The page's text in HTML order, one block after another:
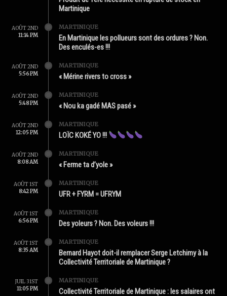
Martinique
AOÛT 2ND
11:14 PM
MARTINIQUE
En Martinique les pollueurs sont des ordures ? Non.
Des enculés-es !!!
AOÛT 2ND
5:56 PM
MARTINIQUE
« Mérine rivers to cross »
AOÛT 2ND
5:48 PM
MARTINIQUE
« Nou ka gadé MAS pasé »
AOÛT 2ND
12:05 PM
MARTINIQUE
LOÏC KOKÉ YO !!!
AOÛT 2ND
8:08 AM
MARTINIQUE
« Ferme ta d’yole »
AOÛT 1ST
8:42 PM
MARTINIQUE
UFR + FYRM = UFRYM
AOÛT 1ST
6:56 PM
MARTINIQUE
Des yoleurs ? Non. Des voleurs !!!
AOÛT 1ST
8:35 AM
MARTINIQUE
Bernard Hayot doit-il remplacer Serge Letchimy à la
Collectivité Territoriale de Martinique ?
JUIL 31ST
11:05 PM
MARTINIQUE
Collectivité Territoriale de Martinique : les salaires ont